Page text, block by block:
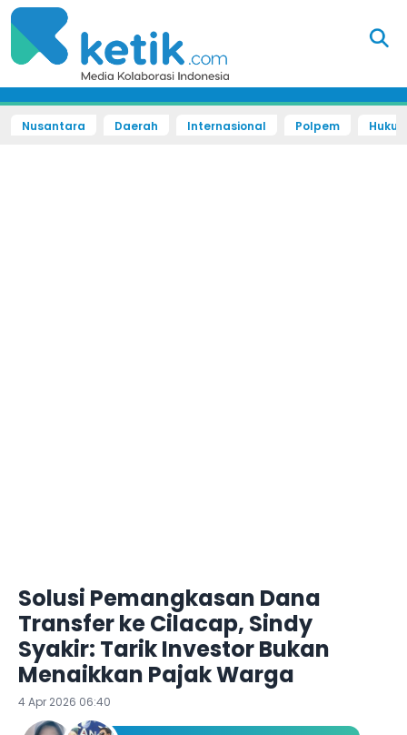
Nusantara Daerah Internasional Polpem
Solusi Pemangkasan Dana
Transfer ke Cilacap, Sindy
Syakir: Tarik Investor Bukan
Menaikkan Pajak Warga
4 Apr 2026 06:40